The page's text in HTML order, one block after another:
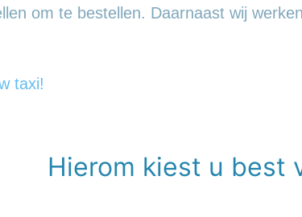
om te bestellen. Daarnaast wij
taxi!
Hierom kiest u best